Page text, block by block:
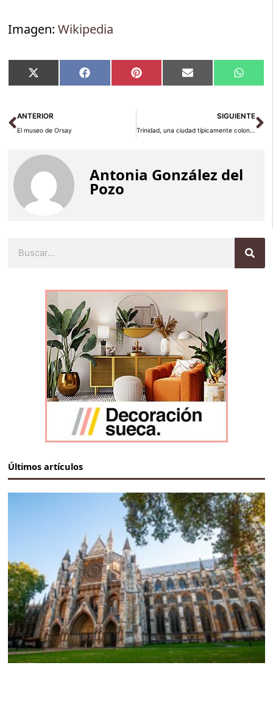
Imagen:Wikipedia
Compartir
en
X
(Twitter)
Compartir
en
Facebook Compartir
en
Pinterest Compartir
en
Email
en
Ant
ANTERIOR
El museo de Orsay
SIGUIENTE
Trinidad, una ciudad típicamente colonial en Cuba
Antonia González del
Pozo
Últimos artículos